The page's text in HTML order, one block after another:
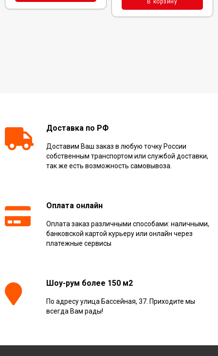
В корзину
Доставка по РФ
Доставим Ваш заказ в любую точку России
собственным транспортом или службой доставки,
так же есть возможность самовывоза.
Оплата онлайн
Оплата заказ различными способами: наличными,
банковской картой курьеру или онлайн через
платежные сервисы
Шоу-рум более 150 м2
По адресу улица Бассейная, 37. Приходите мы
всегда Вам рады!